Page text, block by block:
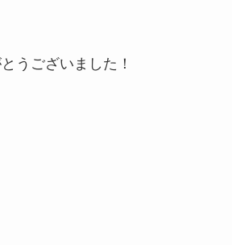
うございました！